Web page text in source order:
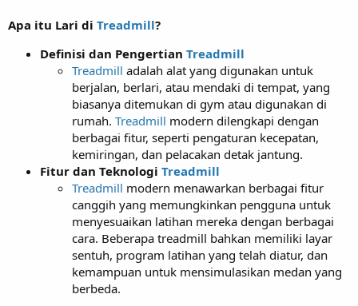
Apa itu Lari di Treadmill?
Definisi dan Pengertian Treadmill
Treadmill adalah alat yang digunakan untuk
berjalan, berlari, atau mendaki di tempat, yang
biasanya ditemukan di gym atau digunakan di
rumah. Treadmill modern dilengkapi dengan
berbagai fitur, seperti pengaturan kecepatan,
kemiringan, dan pelacakan detak jantung.
Fitur dan Teknologi Treadmill
Treadmill modern menawarkan berbagai fitur
canggih yang memungkinkan pengguna untuk
menyesuaikan latihan mereka dengan berbagai
cara. Beberapa treadmill bahkan memiliki layar
sentuh, program latihan yang telah diatur, dan
kemampuan untuk mensimulasikan medan yang
berbeda.